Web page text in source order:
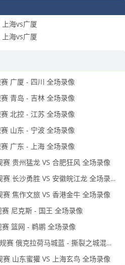
海vs广厦
海vs广厦
广厦 - 四川 全场录像
青岛 - 吉林 全场录像
北控 - 江苏 全场录像
山东 - 宁波 全场录像
广东 - 上海 全场录像
贵州猛龙 VS 合肥狂风 全场录像
2026年01月15日 NBL常规赛 长沙勇胜 VS 安徽皖江龙 全场录像
焦作文旅 VS 香港金牛 全场录像
尼克斯 - 国王 全场录像
篮网 - 鹈鹕 全场录像
2026年01月15日G联赛常规赛 俄克拉荷马城蓝 - 撕裂之城混音 全场录像
山东蜜獾 VS 上海玄鸟 全场录像